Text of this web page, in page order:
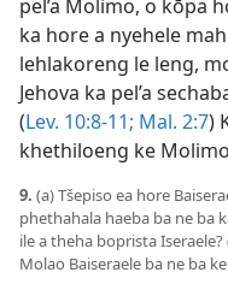
pel’a Molimo, o kōpa
ka hore a nyehele
lehlakoreng le leng,
Jehova ka pel’a
(Lev. 10:8-11; Mal. 2:7)
khethiloeng ke
9. (a) Tšepiso ea hore
phethahala haeba ba ne ba
ile a theha boprista Iseraele?
Molao Baiseraele ba ne ba